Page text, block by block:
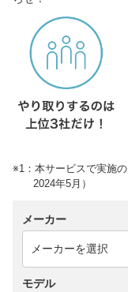
※1：本サービスで実施
2024年5月）
メーカー
モデル